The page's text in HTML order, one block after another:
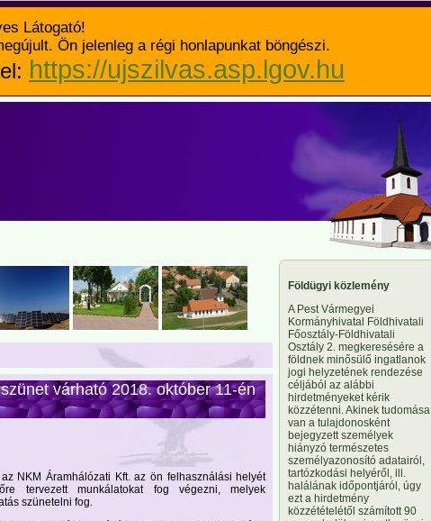
Látogató!
Ön jelenleg a régi honlapunkat böngészi.
https://ujszilvas.asp.lgov.hu
várható 2018. október 11-én
NKM Áramhálózati Kft. az ön felhasználási helyét
tervezett munkálatokat fog végezni, melyek
szünetelni fog.
Földügyi közlemény
A Pest Vármegyei
Kormányhivatal Földhivatali
Főosztály-Földhivatali
Osztály 2. megkeresésére a
földnek minősülő ingatlanok
jogi helyzetének rendezése
céljából az alábbi
hirdetményeket kérik
közzétenni. Akinek tudomása
van a tulajdonosként
bejegyzett személyek
hiányzó természetes
személyazonosító adatairól,
tartózkodási helyéről, ill.
halálának időpontjáról, úgy
ezt a hirdetmény
közzétételétől számított 90